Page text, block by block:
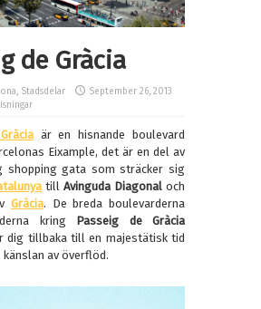
de Gràcia
, Stadsdelar
September 26, 2013
är en hisnande boulevard
Eixample, det är en del av
shopping gata som sträcker sig
till Avinguda Diagonal och
Gràcia. De breda boulevarderna
kring
Passeig de Gràcia
dig tillbaka till en majestätisk tid
av överflöd.